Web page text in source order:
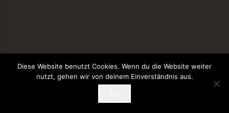
Diese Website benutzt Cookies. Wenn du die Website weiter
nutzt, gehen wir von deinem Einverständnis aus.